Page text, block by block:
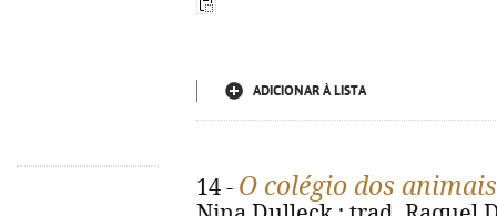
ADICIONAR À LISTA
14 - O colégio dos